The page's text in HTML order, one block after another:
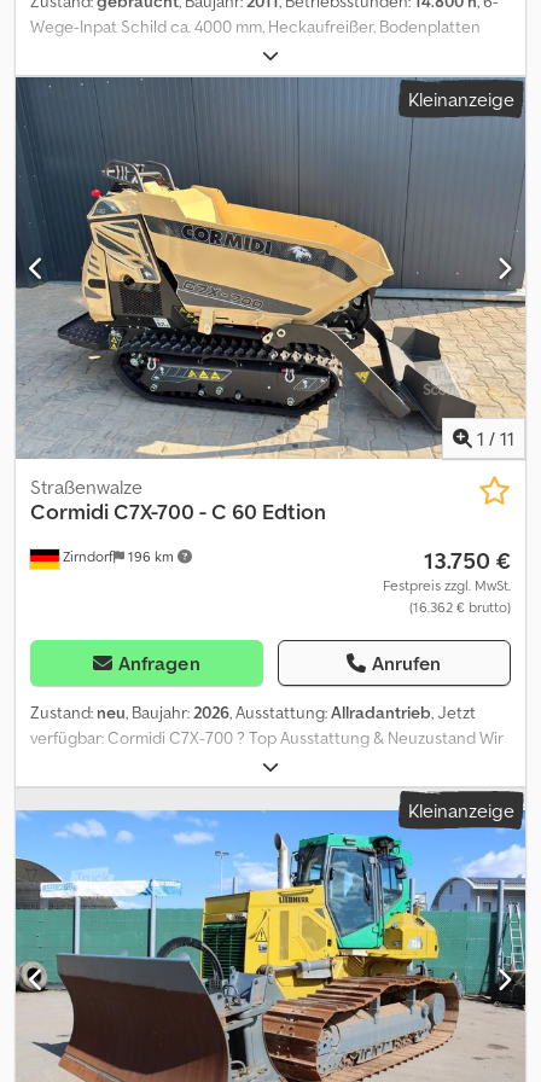
Wege-Inpat Schild ca. 4000 mm, Heckaufreißer, Bodenplatten
760 mm, Klimaanlage, Transportbreite ohne Schild 2990 mm,
Betriebsstd.: 14800, Fahrzeug kann mit Werbung beklebt
und/oder beschriftet sein. SI87112 Chjdjzm Eamjpfx Ahzea Unser
Angebot ist generell ohne neue TÜV-Abnahme. Falls neue TÜV-
Abnahme erwünscht, unterbreiten wir Ihnen gerne ein Angebot
unserer Partnerwerkstätten! Fahrzeug kann mit Werbung
beklebt und/oder beschriftet sein. Es gelten unsere allgemeinen
Liefer- und Zahlungsbedingungen. Gerne erstellen wir Ihnen für
dieses Objekt ein Finanzierungs- oder Leasingangebot. Bitte
sprechen Sie uns an!
Kleinanzeige
1 / 11
Zirndorf 196 km
Straßenwalze
Cormidi C7X-700 - C 60 Edtion
13.750 €
Festpreis zzgl. MwSt.
(16.362 € brutto)
Anfragen Anrufen
Zustand: neu, Baujahr:2026, Ausstattung:Allradantrieb, Jetzt
verfügbar: Cormidi C7X-700 ? Top Ausstattung & Neuzustand Wir
freuen uns, Ihnen den Cormidi C7X-700 mit sehr guter
Sonderausstattung anbieten zu dürfen. Zustand: Neu
Verfügbarkeit: Sofort ab Lager----Warum Zirndorfer-
Maschinenpark ? Offizieller Vertragshändler für Bobcat,
Montabert & Cormidi * Familienbetrieb mit über 45 Jahren
Erfahrung * Eigene Fachwerkstatt für geprüfte Qualität * Große
Auswahl an Neu- und Gebrauchtmaschinen Finanzierung,
Leasing oder Mietkauf? Kein Problem ? über unsere
Partnerbanken finden wir die passende Lösung für Sie.
Gebrauchtmaschine in Zahlung geben? Gerne nehmen wir Ihre
Maschine zu fairen Konditionen in Zahlung. Anbaugeräte und
Zubehör? Weitere Anbaugeräte und passendes Zubehör bieten
wir auf Wunsch gerne mit an. Verkauf ins EU- oder Nicht-EU-
Kleinanzeige